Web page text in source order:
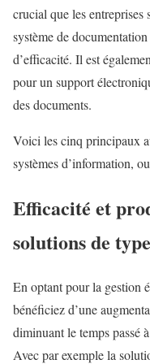
crucial que les entreprises
système de
d’efficacité. Il est
pour un support
des documents.
Voici les cinq principaux
systèmes d’information,
Efficacité et
solutions de
En optant pour la gestion
bénéficiez d’une
diminuant le temps passé
Avec par exemple la